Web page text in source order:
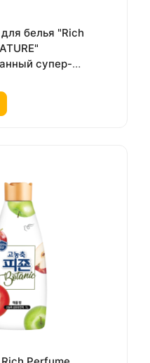
белья "Rich
супер-
«Фиеста»)